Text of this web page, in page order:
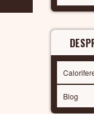
Blog